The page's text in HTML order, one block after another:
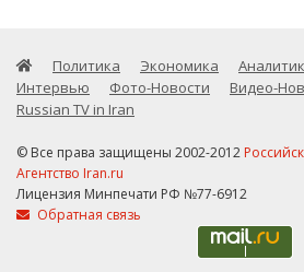
Политика Экономика
Интервью
Фото-Новости
Видео-
Russian TV in Iran
© Все права защищены 2002-2012
Агентство Iran.ru
Лицензия Минпечати РФ №77-6912
Обратная связь